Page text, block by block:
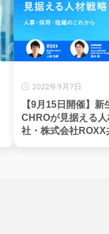
2022年9月7日
【9月15日開催】
CHROが見据える
社・株式会社ROXX